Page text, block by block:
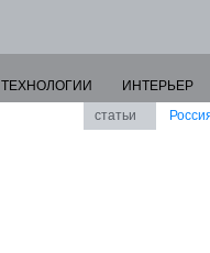
ТЕХНОЛОГИИ
ИНТЕРЬЕР
статьи